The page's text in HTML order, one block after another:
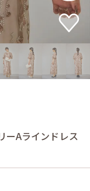
ーAラインドレス